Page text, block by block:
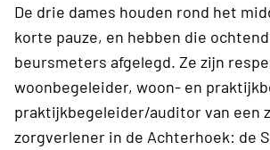
De drie dames houden rond het
korte pauze, en hebben die
beursmeters afgelegd. Ze zijn
woonbegeleider, woon- en
praktijkbegeleider/auditor van een
zorgverlener in de Achterhoek: de